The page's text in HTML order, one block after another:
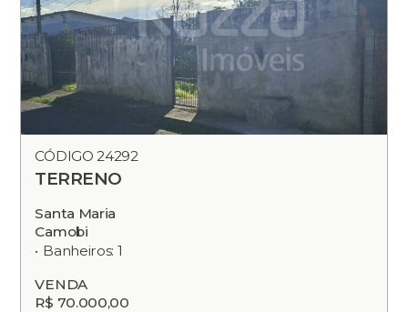
CÓDIGO 24292
TERRENO
Santa Maria
Camobi
Banheiros: 1
VENDA
R$ 70.000,00